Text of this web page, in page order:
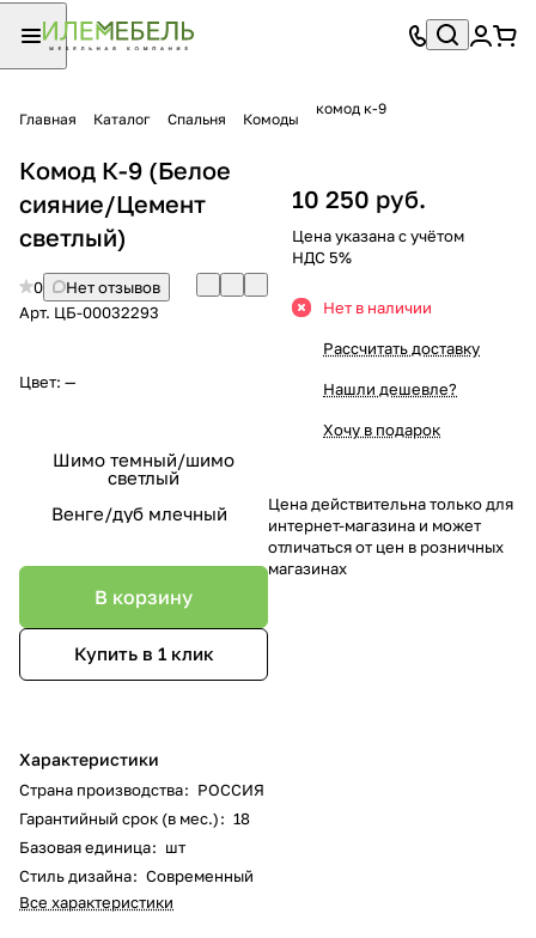
Главная Каталог Спальня Комоды
комод к-9
Комод К-9 (Белое
сияние/Цемент
светлый)
0
Нет отзывов
Арт. ЦБ-00032293
Цвет: —
Шимо темный/шимо
светлый
Венге/дуб млечный
В корзину
Купить в 1 клик
Характеристики
Страна производства: РОССИЯ
Гарантийный срок (в мес.): 18
Базовая единица: шт
Стиль дизайна: Современный
Все характеристики
10 250 руб.
Цена указана с учётом
НДС 5%
Нет в наличии
Рассчитать доставку
Нашли дешевле?
Хочу в подарок
Цена действительна только для
интернет-магазина и может
отличаться от цен в розничных
магазинах